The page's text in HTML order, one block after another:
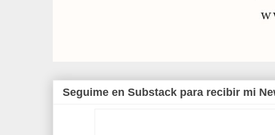
Seguime en Substack para recibir mi